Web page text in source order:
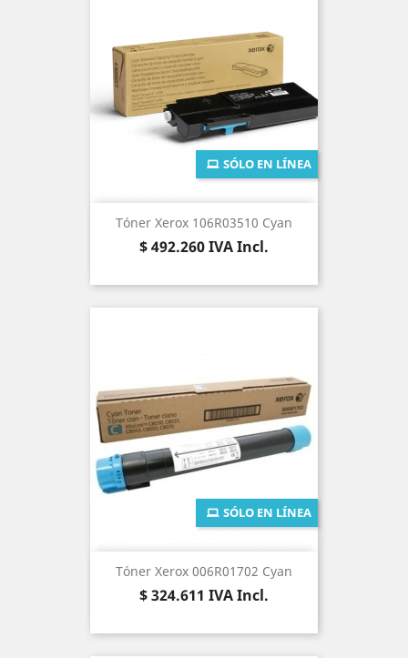
Tóner Xerox 106R03510 Cyan
Precio
$ 492.260IVA Incl.
SÓLO EN LÍNEA
Tóner Xerox 006R01702 Cyan
Precio
$ 324.611 IVA Incl.
SÓLO EN LÍNEA